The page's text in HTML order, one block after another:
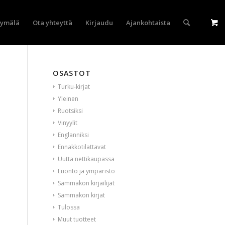
Ota yhteyttä Kirjaudu Ajankohtaista
OSASTOT
Turku-kirjat
Yleinen
Ruotsiksi
Vinyylit
Englanniksi
Ennakkotilattavat
Uutta nettikaupassa
Luonto ja ympäristö
Sammakon kirjailijat
Sammakon kirjat
Tulossa
Muut tuotteet